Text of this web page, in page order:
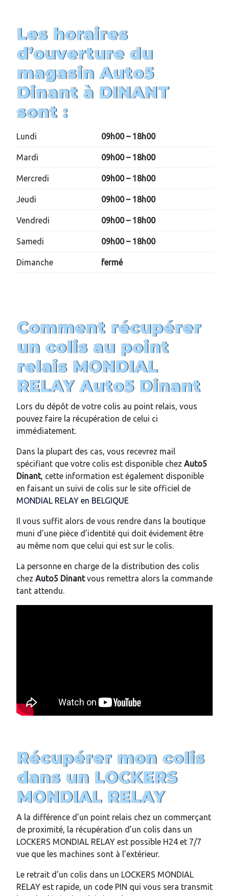
Les horaires
d’ouverture du
magasin Auto5
Dinant à DINANT
sont :
Lundi 09h00 – 18h00
Mardi 09h00 – 18h00
Mercredi 09h00 – 18h00
Jeudi 09h00 – 18h00
Vendredi 09h00 – 18h00
Samedi 09h00 – 18h00
Dimanche fermé
Comment récupérer
un colis au point
relais MONDIAL
RELAYAuto5 Dinant
Lors du dépôt de votre colis au point relais, vous
pouvez faire la récupération de celui ci
immédiatement.
Dans la plupart des cas, vous recevrez mail
spécifiant que votre colis est disponible chez Auto5
Dinant, cette information est également disponible
en faisant un suivi de colis sur le site officiel de
MONDIAL RELAY en BELGIQUE
Il vous suffit alors de vous rendre dans la boutique
muni d’une pièce d’identité qui doit évidement être
au même nom que celui qui est sur le colis.
La personne en charge de la distribution des colis
chez Auto5 Dinant vous remettra alors la commande
tant attendu.
Récupérer mon colis
dans un LOCKERS
MONDIAL RELAY
A la différence d’un point relais chez un commerçant
de proximité, la récupération d’un colis dans un
LOCKERS MONDIAL RELAY est possible H24 et 7/7
vue que les machines sont à l’extérieur.
Le retrait d’un colis dans un LOCKERS MONDIAL
RELAY est rapide, un code PIN qui vous sera transmit